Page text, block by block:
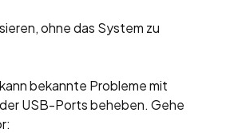
ohne das System zu
bekannte Probleme mit
USB-Ports beheben. Gehe